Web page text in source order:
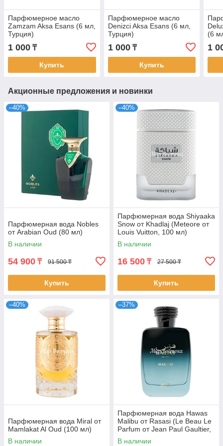
Парфюмерное масло
Zamzam Aksa Esans (6 мл,
Турция)
1 000 ₸
Купить
Парфюмерное масло
Denizci Aksa Esans (6 мл,
Турция)
1 000₸
Купить
(6
1
Акционные предложения и новинки
–40%
Парфюмерная вода Nobles
от Arabian Oud (80 мл)
В наличии
54 900 ₸ 91 500 ₸
Купить
–40%
Парфюмерная вода Shiyaaka
Snow от Khadlaj (Meteore от
Louis Vuitton, 100 мл)
В наличии
16 500 ₸ 27 500 ₸
Купить
–40%
Парфюмерная вода Miral от
Mamlakat Al Oud (100 мл)
В наличии
–37%
Парфюмерная вода Hawas
Malibu от Rasasi (Le Beau Le
Parfum от Jean Paul Gaultier,
100 мл)
В наличии